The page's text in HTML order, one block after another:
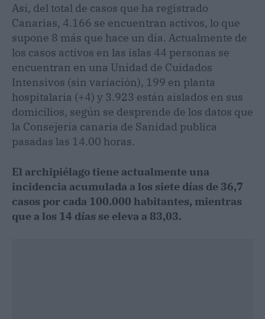
Así, del total de casos que ha registrado
Canarias, 4.166 se encuentran activos, lo que
supone 8 más que hace un día. Actualmente de
los casos activos en las islas 44 personas se
encuentran en una Unidad de Cuidados
Intensivos (sin variación), 199 en planta
hospitalaria (+4) y 3.923 están aislados en sus
domicilios, según se desprende de los datos que
la Consejería canaria de Sanidad publica
pasadas las 14.00 horas.
El archipiélago tiene actualmente una
incidencia acumulada a los siete días de 36,7
casos por cada 100.000 habitantes, mientras
que a los 14 días se eleva a 83,03.